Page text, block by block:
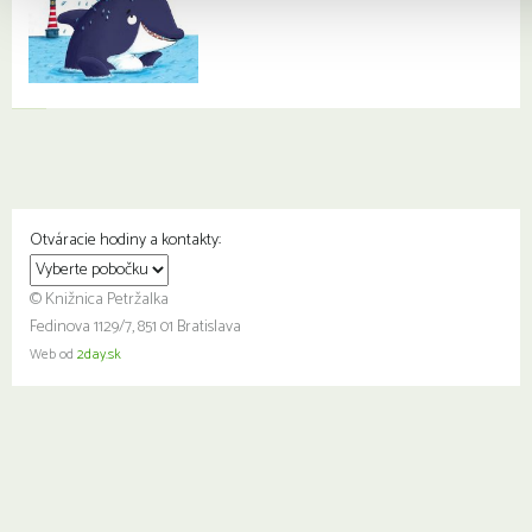
Otváracie hodiny a kontakty:
© Knižnica Petržalka
Fedinova 1129/7, 851 01 Bratislava
Web od 2day.sk